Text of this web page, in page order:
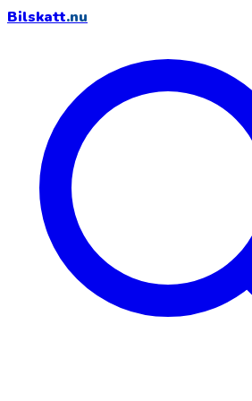
Bilskatt.nu